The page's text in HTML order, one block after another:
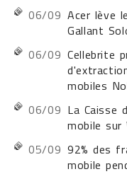
06/09 Acer lève
Gallant
06/09 Cellebrite
mobiles
06/09 La Caisse
mobile sur
05/09 92% des
mobile